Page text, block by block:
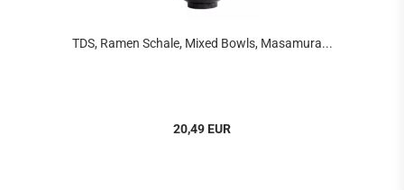
TDS, Ramen Schale, Mixed Bowls, Masamura...
20,49 EUR